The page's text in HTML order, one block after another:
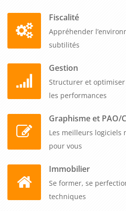
Fiscalité
Appréhender
subtilités
Gestion
Structurer et
les performances
Graphisme et PAO/
Les meilleurs logiciels
pour vous
Immobilier
Se former, se
techniques